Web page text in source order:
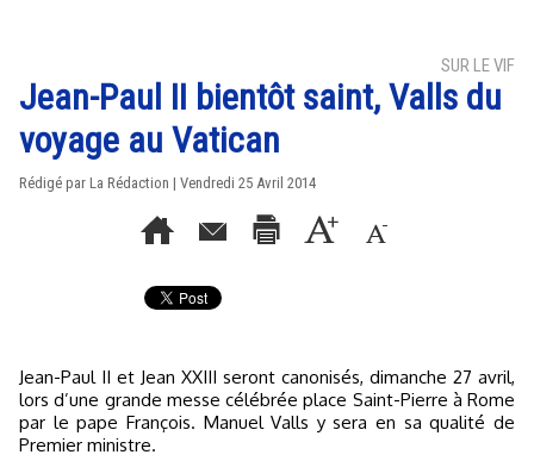
SUR LE VIF
Jean-Paul II bientôt saint, Valls du
voyage au Vatican
Rédigé par La Rédaction | Vendredi 25 Avril 2014
Jean-Paul II et Jean XXIII seront canonisés, dimanche 27 avril,
lors d’une grande messe célébrée place Saint-Pierre à Rome
par le pape François. Manuel Valls y sera en sa qualité de
Premier ministre.